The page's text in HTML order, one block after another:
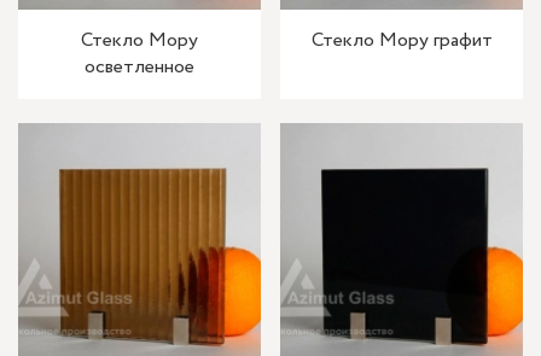
Стекло Мору
осветленное
Стекло Мору графит